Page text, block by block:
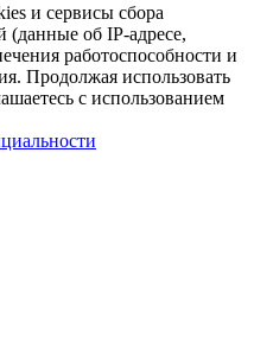
и сервисы сбора
(данные об IP-адресе,
работоспособности и
Продолжая использовать
с использованием